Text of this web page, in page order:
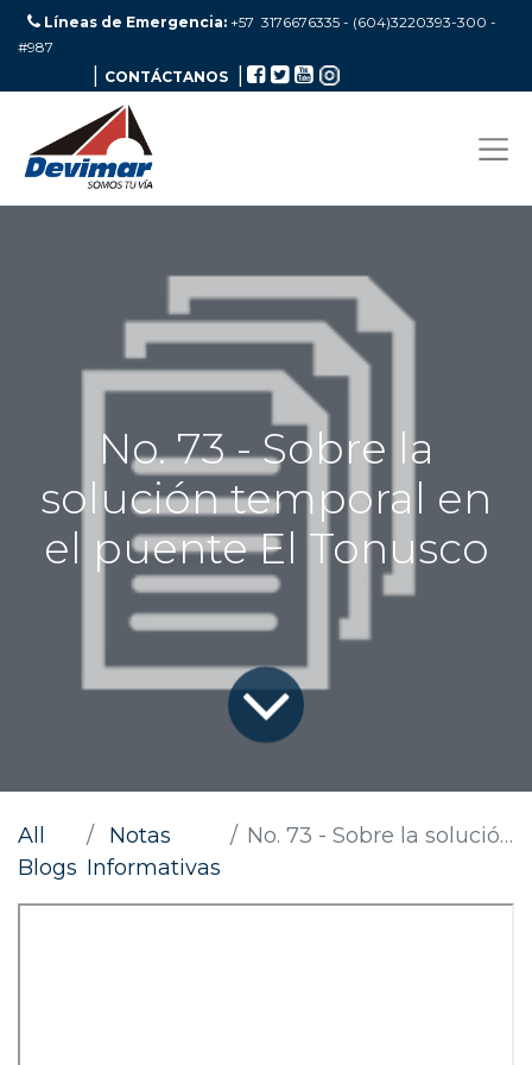
Líneas de Emergencia: +57 3176676335 - (604)3220393-300 -
#987
CONTÁCTANOS
No. 73 - Sobre la
solución temporal en
el puente El Tonusco
All
Blogs
Notas
Informativas
No. 73 - Sobre la solución temporal en el puente El Tonusco